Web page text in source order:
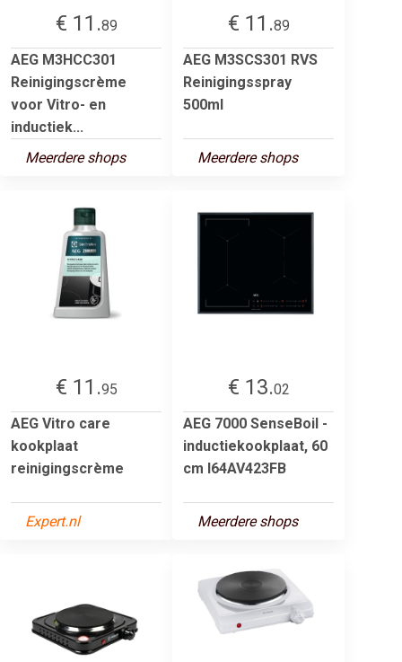
€ 11.89
AEG M3HCC301
Reinigingscrème
voor Vitro- en
inductiek...
Meerdere shops
€ 11.89
AEG M3SCS301 RVS
Reinigingsspray
500ml
Meerdere shops
€ 11.95
AEG Vitro care
kookplaat
reinigingscrème
Expert.nl
€ 13.02
AEG 7000 SenseBoil -
inductiekookplaat, 60
cm I64AV423FB
Meerdere shops